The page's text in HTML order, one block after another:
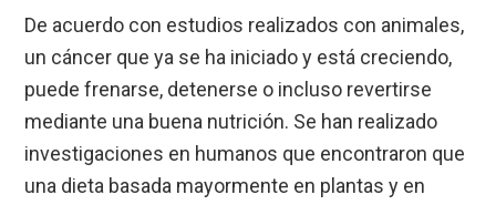
De acuerdo con estudios realizados con animales,
un cáncer que ya se ha iniciado y está creciendo,
puede frenarse, detenerse o incluso revertirse
mediante una buena nutrición. Se han realizado
investigaciones en humanos que encontraron que
una dieta basada mayormente en plantas y en